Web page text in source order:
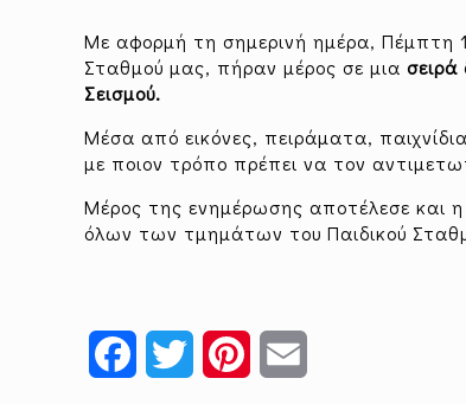
Με αφορμή τη σημερινή ημέρα, Πέμπτη
Σταθμού μας, πήραν μέρος σε μια
Σεισμού.
Μέσα από εικόνες, πειράματα,
με ποιον τρόπο πρέπει να τον
Μέρος της ενημέρωσης αποτέλεσε και
όλων των τμημάτων του Παιδικού
FacebookTwitter Pinterest